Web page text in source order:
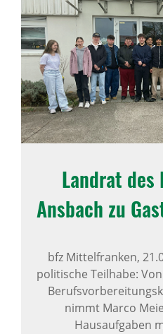
Landrat des
Ansbach zu
bfz Mittelfranken,
politische Teilhabe:
nimmt Marco
Hausaufgaben